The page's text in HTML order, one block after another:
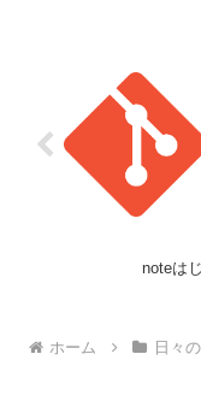
noteは
ホーム 日々